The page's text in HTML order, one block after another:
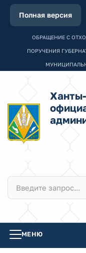
Полная версия
ОБРАЩЕНИЕ С
ПОРУЧЕНИЯ
МЕНЮ